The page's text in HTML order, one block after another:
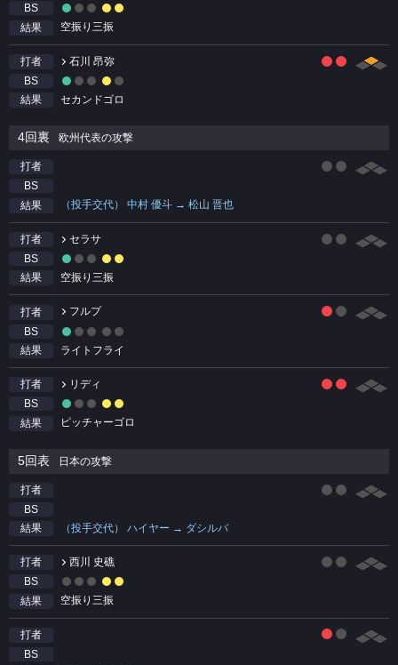
BS
結果
空振り三振
打者
石川 昂弥
BS
結果
セカンドゴロ
4回裏 欧州代表の攻撃
打者
BS
結果
（投手交代） 中村 優斗 → 松山 晋也
打者
セラサ
BS
結果
空振り三振
打者
フルプ
BS
結果
ライトフライ
打者
リディ
BS
結果
ピッチャーゴロ
5回表 日本の攻撃
打者
BS
結果
（投手交代） ハイヤー → ダシルバ
打者
西川 史礁
BS
結果
空振り三振
打者
BS